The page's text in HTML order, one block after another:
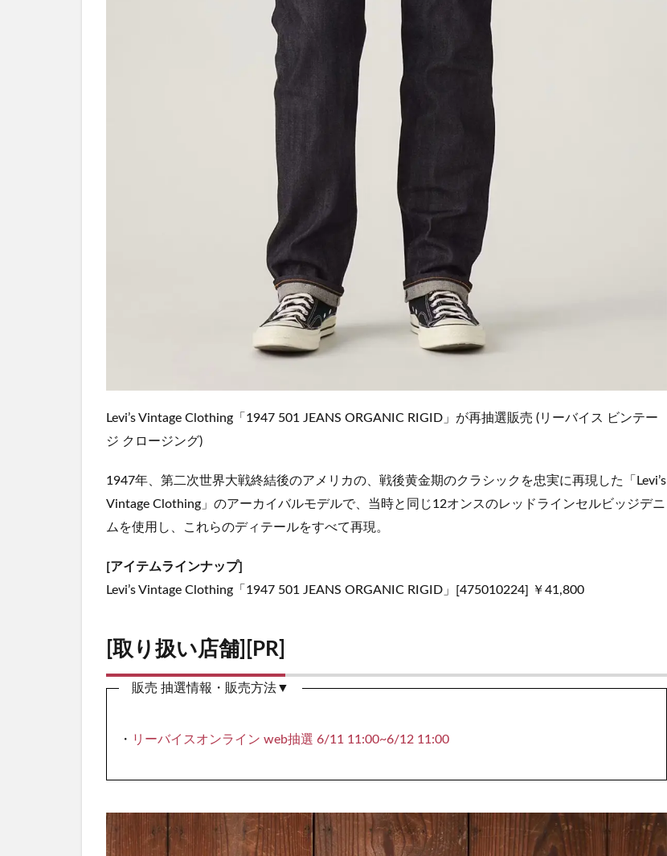
Levi’s Vintage Clothing「1947 501 JEANS ORGANIC RIGID」が再抽選販売 (リーバイス ビンテー
ジ クロージング)
1947年、第二次世界大戦終結後のアメリカの、戦後黄金期のクラシックを忠実に再現した「Levi’s
Vintage Clothing」のアーカイバルモデルで、当時と同じ12オンスのレッドラインセルビッジデニ
ムを使用し、これらのディテールをすべて再現。
[アイテムラインナップ]
Levi’s Vintage Clothing「1947 501 JEANS ORGANIC RIGID」[475010224] ￥41,800
[取り扱い店舗][PR]
販売 抽選情報・販売方法▼
・ リーバイスオンライン web抽選 6/11 11:00~6/12 11:00